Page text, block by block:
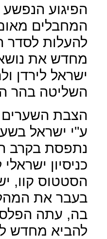
הפיגוע
המחבלים
להעלות לסדר
מחדש את
ישראל לירדן
השליטה בהר
הצבת השערים
ע"י ישראל
נתפסת בקרב
כניסיון
הסטטוס קוו,
בעבר את
בה, עתה
להביא מחדש